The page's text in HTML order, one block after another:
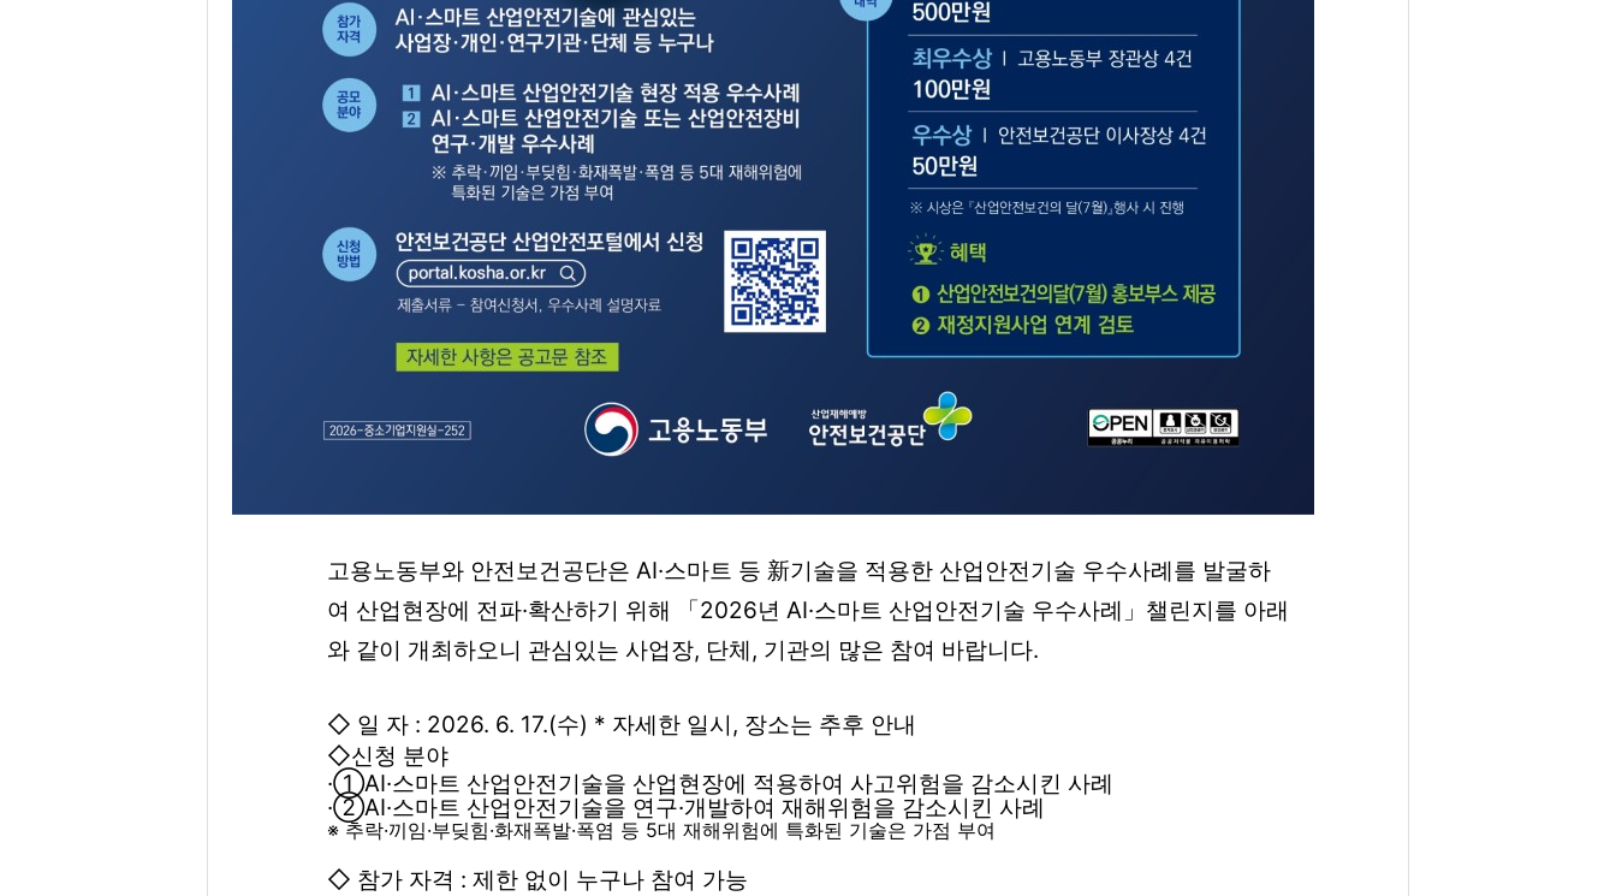
고용노동부와 안전보건공단은 AI·스마트 등 新기술을 적용한 산업안전기술 우수사례를 발굴하
여 산업현장에 전파·확산하기 위해 「2026년 AI·스마트 산업안전기술 우수사례」챌린지를 아래
와 같이 개최하오니 관심있는 사업장, 단체, 기관의 많은 참여 바랍니다.
◇ 일 자 : 2026. 6. 17.(수) * 자세한 일시, 장소는 추후 안내
◇신청 분야
·①AI·스마트 산업안전기술을 산업현장에 적용하여 사고위험을 감소시킨 사례
·②AI·스마트 산업안전기술을 연구·개발하여 재해위험을 감소시킨 사례
※ 추락·끼임·부딪힘·화재폭발·폭염 등 5대 재해위험에 특화된 기술은 가점 부여
◇ 참가 자격 : 제한 없이 누구나 참여 가능